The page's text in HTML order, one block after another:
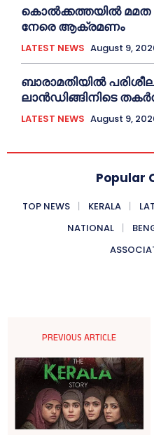
കൊല്‍ക്കത്തയില്‍ മമത
നേരെ ആക്രമണം
LATEST NEWS August 9,
ബാരാമതിയില്‍
ലാന്‍ഡിങ്ങിനിടെ
LATEST NEWS August 9,
Popular
TOP NEWS KERALA
NATIONAL
PREVIOUS ARTICLE